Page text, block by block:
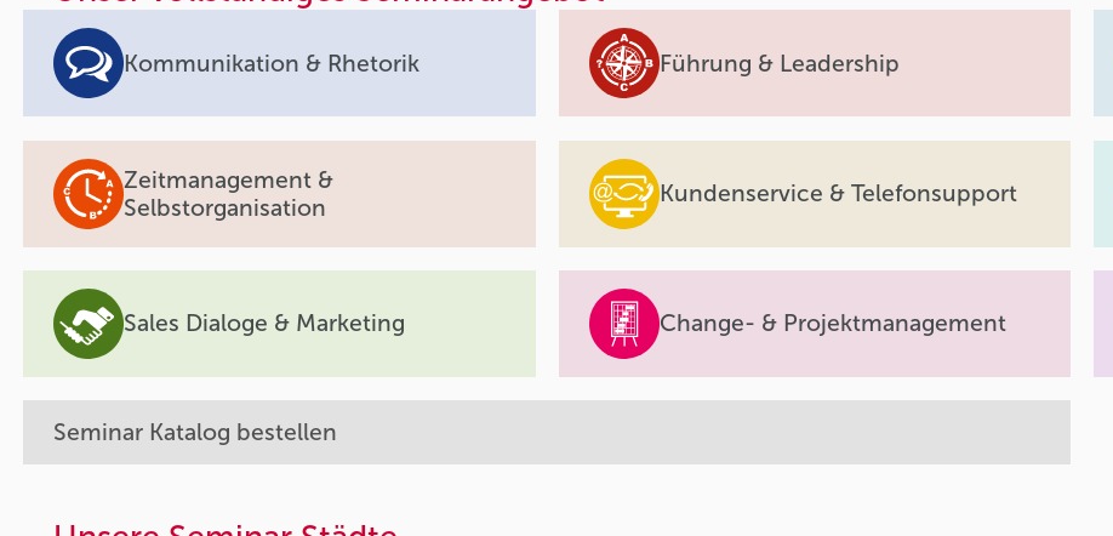
Kommunikation & Rhetorik Führung & Leadership
Zeitmanagement &
Selbstorganisation
Kundenservice & Telefonsupport
Sales Dialoge & Marketing Change- & Projektmanagement
Seminar Katalog bestellen